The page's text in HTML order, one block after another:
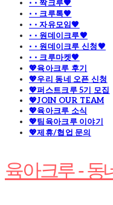
· · 짝크루🧡
· · 크루톡🧡
· · 자유모임🧡
· · 원데이크루🧡
· · 원데이크루 신청🧡
· · 크루마켓🧡
💖육아크루 후기
💖우리 동네 오픈 신청
💖퍼스트크루 5기 모집
💖JOIN OUR TEAM
💖육아크루 소식
💖팀육아크루 이야기
💖제휴/협업 문의
육아크루 - 동